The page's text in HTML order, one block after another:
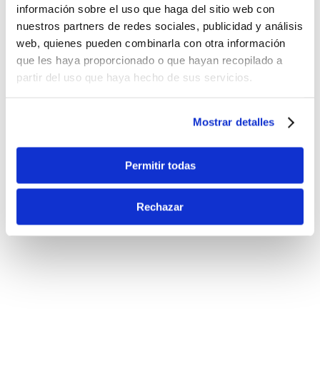
información sobre el uso que haga del sitio web con
nuestros partners de redes sociales, publicidad y análisis
web, quienes pueden combinarla con otra información
que les haya proporcionado o que hayan recopilado a
partir del uso que haya hecho de sus servicios.
Mostrar detalles
Permitir todas
Rechazar